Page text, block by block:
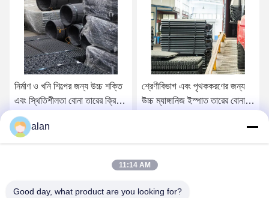
নির্মাণ ও খনি শিল্পের জন্য উচ্চ শক্তি
এবং স্থিতিশীলতা বোনা তারের ক্রিম্প
স্ক্রিন
শ্রেণীবিভাগ এবং পৃথককরণের জন্য
উচ্চ ম্যাঙ্গানিজ ইস্পাত তারের বোনা
alan
11:14 AM
Good day, what product are you looking for?